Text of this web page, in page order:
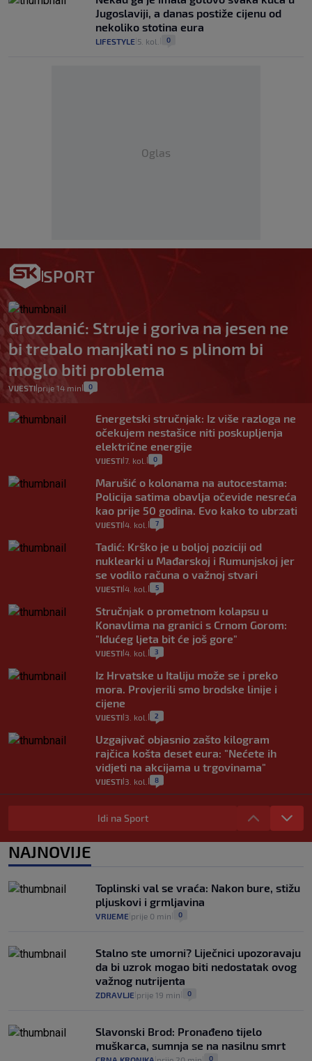
Jugoslaviji, a danas postiže cijenu od
nekoliko stotina eura
LIFESTYLE 5. kol. 0
Oglas
SPORT
Grozdanić: Struje i goriva na jesen ne
bi trebalo manjkati no s plinom bi
moglo biti problema
VIJESTI| prije 14 min 0
Energetski stručnjak: Iz više razloga ne
očekujem nestašice niti poskupljenja
električne energije
VIJESTI 7. kol. 0
Marušić o kolonama na autocestama:
Policija satima obavlja očevide nesreća
kao prije 50 godina. Evo kako to ubrzati
VIJESTI 4. kol. 7
Tadić: Krško je u boljoj poziciji od
nuklearki u Mađarskoj i Rumunjskoj jer
se vodilo računa o važnoj stvari
VIJESTI 4. kol. 5
Stručnjak o prometnom kolapsu u
Konavlima na granici s Crnom Gorom:
"Idućeg ljeta bit će još gore"
VIJESTI 4. kol. 3
Iz Hrvatske u Italiju može se i preko
mora. Provjerili smo brodske linije i
cijene
VIJESTI 3. kol. 2
Uzgajivač objasnio zašto kilogram
rajčica košta deset eura: "Nećete ih
vidjeti na akcijama u trgovinama"
VIJESTI 3. kol. 8
Selidba je jedno od stresnijih iskustava.
Evo aktualnih cijena i nekoliko savjeta
0
automobilom na Hvar iz Zagreba, a
koliko iz Osijeka
VIJESTI 14
Idi na Sport
NAJNOVIJE
Toplinski val se vraća: Nakon bure, stižu
pljuskovi i grmljavina
VRIJEME prije 0 min 0
Stalno ste umorni? Liječnici upozoravaju
da bi uzrok mogao biti nedostatak ovog
važnog nutrijenta
ZDRAVLJE prije 19 min 0
Slavonski Brod: Pronađeno tijelo
muškarca, sumnja se na nasilnu smrt
0